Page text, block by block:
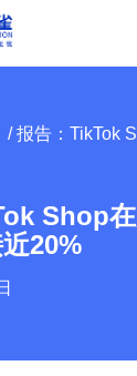
/ 报告：TikTok
Shop
20%